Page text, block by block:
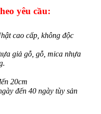
yêu cầu:
cao cấp, không độc
giả gỗ, gỗ, mica nhựa
20cm
đến 40 ngày tùy sản